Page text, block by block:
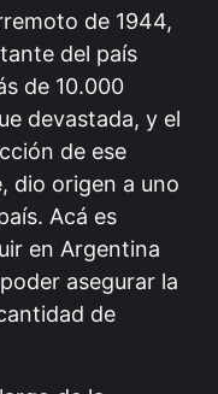
de 1944,
del país
de 10.000
devastada, y el
de ese
dio origen a uno
Acá es
en Argentina
asegurar la
de